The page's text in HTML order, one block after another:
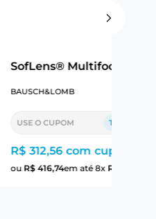
SofLens® Multifocal 6
BAUSCH&LOMB
USE O CUPOM TWINDATE
R$ 312,56com cupom
ou R$ 416,74em até8x R$